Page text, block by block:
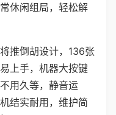
休闲组局，轻松解
推倒胡设计，136张
上手，机器大按键
用久等，静音运
结实耐用，维护简